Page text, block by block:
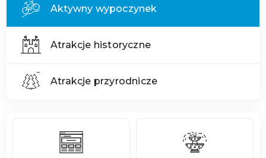
Aktywny wypoczynek
Atrakcje historyczne
Atrakcje przyrodnicze